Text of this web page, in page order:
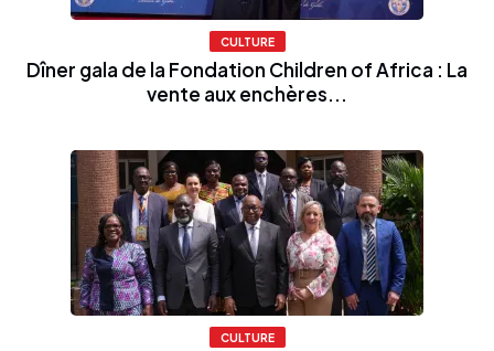
CULTURE
Dîner gala de la Fondation Children of Africa : La
vente aux enchères...
CULTURE